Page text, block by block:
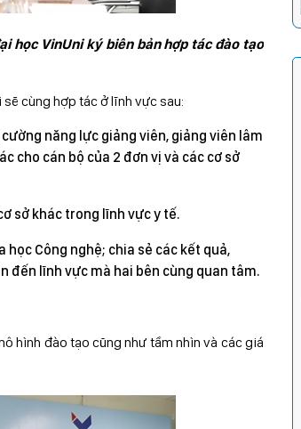
học VinUni ký biên bản hợp tác đào tạo
cùng hợp tác ở lĩnh vực sau:
năng lực giảng viên, giảng viên lâm
cho cán bộ của 2 đơn vị và các cơ sở
sở khác trong lĩnh vực y tế.
Công nghệ; chia sẻ các kết quả,
đến lĩnh vực mà hai bên cùng quan tâm.
hình đào tạo cũng như tầm nhìn và các giá